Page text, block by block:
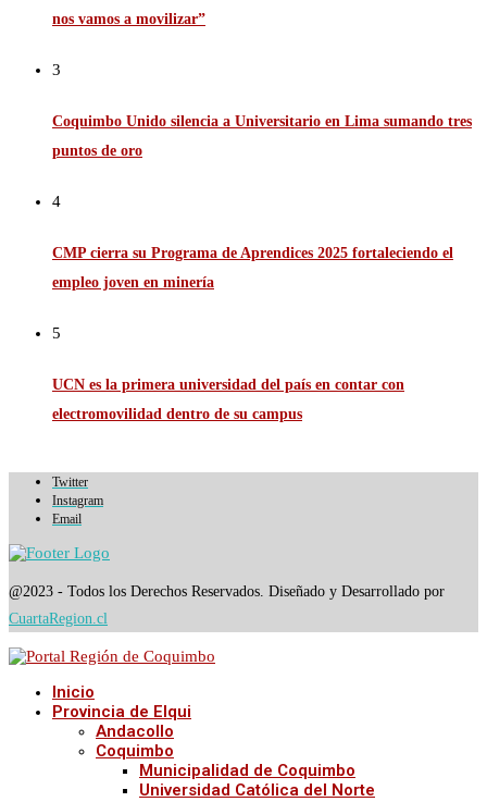
nos vamos a movilizar”
3
Coquimbo Unido silencia a Universitario en Lima sumando tres
puntos de oro
4
CMP cierra su Programa de Aprendices 2025 fortaleciendo el
empleo joven en minería
5
UCN es la primera universidad del país en contar con
electromovilidad dentro de su campus
Twitter
Instagram
Email
@2023 - Todos los Derechos Reservados. Diseñado y Desarrollado por
CuartaRegion.cl
Inicio
Provincia de Elqui
Andacollo
Coquimbo
Municipalidad de Coquimbo
Universidad Católica del Norte